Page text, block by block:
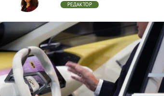
РЕДАКТОР